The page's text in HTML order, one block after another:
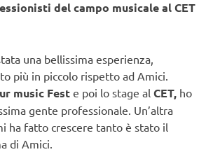
del campo musicale al CET
una bellissima esperienza,
più in piccolo rispetto ad Amici.
music Fest e poi lo stage al CET, ho
gente professionale. Un’altra
ha fatto crescere tanto è stato il
di Amici.